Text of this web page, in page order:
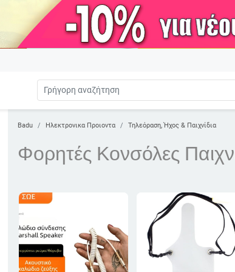
Badu Ηλεκτρονικα Προιοντα Τηλεόραση, Ήχος & Παιχνίδια
Φορητές Κονσόλες